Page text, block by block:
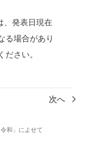
、発表日現在
る場合があり
さい。
次へ
令和」によせて